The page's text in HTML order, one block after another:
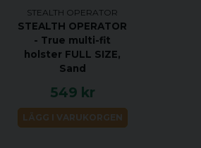
STEALTH OPERATOR
STEALTH OPERATOR
- True multi-fit
holster FULL SIZE,
Sand
549 kr
LÄGG I VARUKORGEN